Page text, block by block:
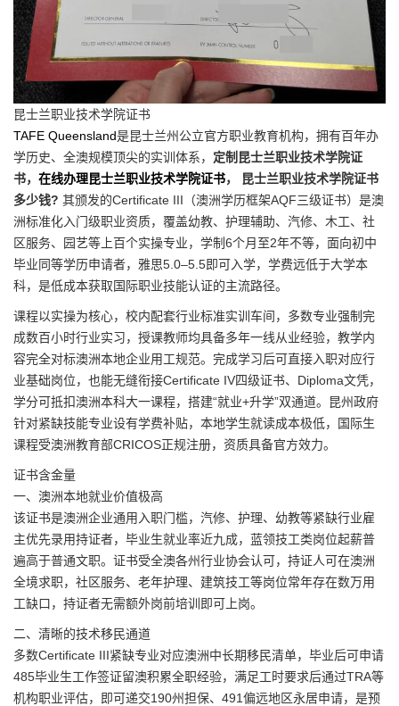
昆士兰职业技术学院证书
TAFE Queensland是昆士兰州公立官方职业教育机构，拥有百年办
学历史、全澳规模顶尖的实训体系， 定制昆士兰职业技术学院证
书， 在线办理昆士兰职业技术学院证书， 昆士兰职业技术学院证书
多少钱? 其颁发的Certificate III（澳洲学历框架AQF三级证书）是澳
洲标准化入门级职业资质，覆盖幼教、护理辅助、汽修、木工、社
区服务、园艺等上百个实操专业，学制6个月至2年不等，面向初中
毕业同等学历申请者，雅思5.0–5.5即可入学，学费远低于大学本
科，是低成本获取国际职业技能认证的主流路径。
课程以实操为核心，校内配套行业标准实训车间，多数专业强制完
成数百小时行业实习，授课教师均具备多年一线从业经验，教学内
容完全对标澳洲本地企业用工规范。完成学习后可直接入职对应行
业基础岗位，也能无缝衔接Certificate IV四级证书、Diploma文凭，
学分可抵扣澳洲本科大一课程，搭建“就业+升学”双通道。昆州政府
针对紧缺技能专业设有学费补贴，本地学生就读成本极低，国际生
课程受澳洲教育部CRICOS正规注册，资质具备官方效力。
证书含金量
一、澳洲本地就业价值极高
该证书是澳洲企业通用入职门槛，汽修、护理、幼教等紧缺行业雇
主优先录用持证者，毕业生就业率近九成，蓝领技工类岗位起薪普
遍高于普通文职。证书受全澳各州行业协会认可，持证人可在澳洲
全境求职，社区服务、老年护理、建筑技工等岗位常年存在数万用
工缺口，持证者无需额外岗前培训即可上岗。
二、清晰的技术移民通道
多数Certificate III紧缺专业对应澳洲中长期移民清单，毕业后可申请
485毕业生工作签证留澳积累全职经验，满足工时要求后通过TRA等
机构职业评估，即可递交190州担保、491偏远地区永居申请，是预